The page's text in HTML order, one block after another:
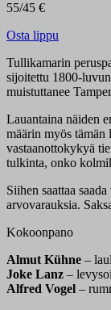
55/45 €
Osta lippu
Tullikamarin
sijoitettu 1800-
muistuttanee
Lauantaina näiden
määrin myös
vastaanottokykyä
tulkinta, onko
Siihen saattaa
arvovarauksia.
Kokoonpano
Almut Kühne –
Joke Lanz –
Alfred Vogel –